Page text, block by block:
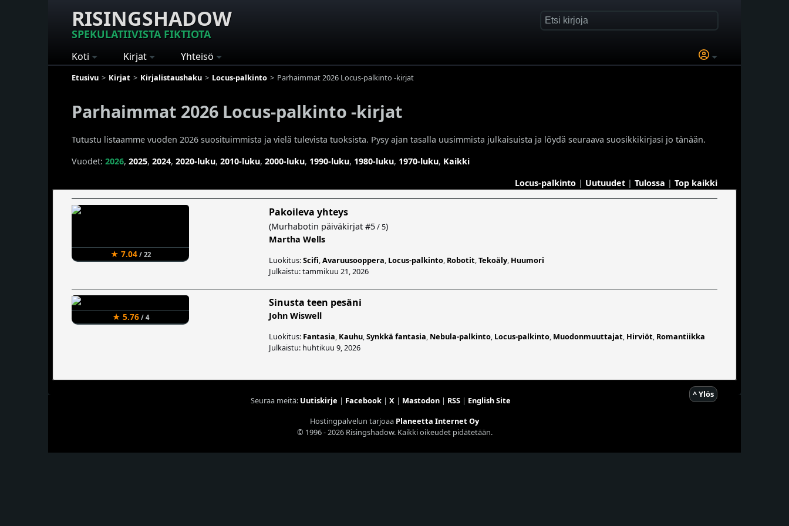
RISINGSHADOW
SPEKULATIIVISTA FIKTIOTA
Koti Kirjat Yhteisö
Etusivu Kirjat Kirjalistaushaku Locus-palkinto Parhaimmat 2026 Locus-palkinto -kirjat
Parhaimmat 2026 Locus-palkinto -kirjat
Tutustu listaamme vuoden 2026 suosituimmista ja vielä tulevista tuoksista. Pysy ajan tasalla uusimmista julkaisuista ja löydä seuraava suosikkikirjasi jo tänään.
Vuodet: 2026, 2025, 2024, 2020-luku, 2010-luku, 2000-luku, 1990-luku, 1980-luku, 1970-luku, Kaikki
Locus-palkinto | Uutuudet | Tulossa | Top kaikki
★ 7.04/ 22
Pakoileva yhteys
(Murhabotin päiväkirjat #5/ 5)
Martha Wells
Luokitus:Scifi,Avaruusooppera, Locus-palkinto, Robotit,Tekoäly, Huumori
Julkaistu: tammikuu 21, 2026
★ 5.76/ 4
Sinusta teen pesäni
John Wiswell
Luokitus: Fantasia, Kauhu,Synkkä fantasia, Nebula-palkinto, Locus-palkinto, Muodonmuuttajat, Hirviöt, Romantiikka
Julkaistu: huhtikuu 9, 2026
^ Ylös
Seuraa meitä: Uutiskirje | Facebook| X| Mastodon| RSS| English Site
Hostingpalvelun tarjoaa Planeetta Internet Oy
© 1996 - 2026 Risingshadow. Kaikki oikeudet pidätetään.